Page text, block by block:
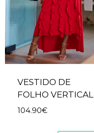
VESTIDO DE
FOLHO VERTICAL
104.90€